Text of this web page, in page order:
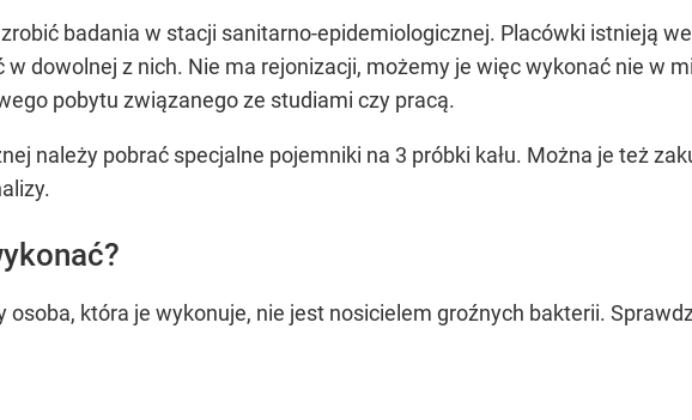
badania w stacji sanitarno-epidemiologicznej. Placówki istnieją
dowolnej z nich. Nie ma rejonizacji, możemy je więc wykonać nie w
pobytu związanego ze studiami czy pracą.
należy pobrać specjalne pojemniki na 3 próbki kału. Można je też
która je wykonuje, nie jest nosicielem groźnych bakterii.